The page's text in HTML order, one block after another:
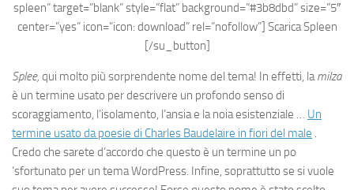
spleen” target=”blank” style=”flat” background=”#3b8dbd” size=”5″
center=”yes” icon=”icon: download” rel=”nofollow”] Scarica Spleen
[/su_button]
Splee, qui molto più sorprendente nome del tema! In effetti, lamilza
è un termine usato per descrivere un profondo senso di
scoraggiamento, l’isolamento, l’ansia e la noia esistenziale … Un
termine usato da poesie di Charles Baudelaire in fiori del male .
Credo che sarete d’accordo che questo è un termine un po
‘sfortunato per un tema WordPress. Infine, soprattutto se si vuole